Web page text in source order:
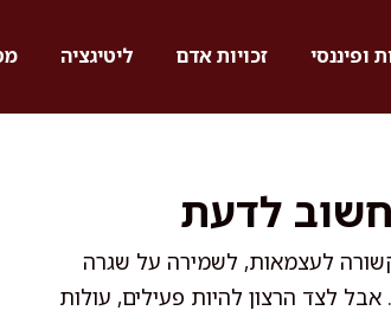
ופיננסי זכויות אדם ליטיגציה
חשוב לדעת
לעצמאות, לשמירה על שגרה
לצד הרצון להיות פעילים, עולות